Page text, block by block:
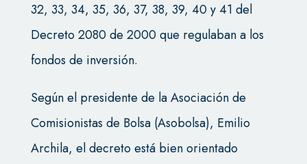
32, 33, 34, 35, 36, 37, 38, 39, 40 y 41 del
Decreto 2080 de 2000 que regulaban a los
fondos de inversión.
Según el presidente de la Asociación de
Comisionistas de Bolsa (Asobolsa), Emilio
Archila, el decreto está bien orientado